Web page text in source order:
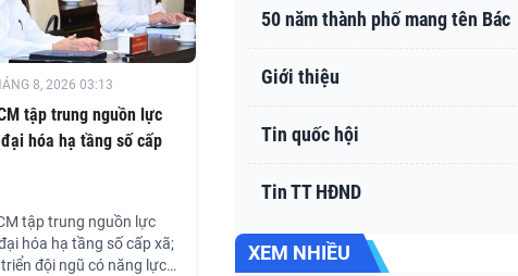
8, 2026 03:13
tập trung nguồn lực
hóa hạ tầng số cấp
tập trung nguồn lực
hóa hạ tầng số cấp xã;
đội ngũ có năng lực
50 năm thành phố mang tên Bác
Giới thiệu
Tin quốc hội
Tin TT HĐND
XEM NHIỀU